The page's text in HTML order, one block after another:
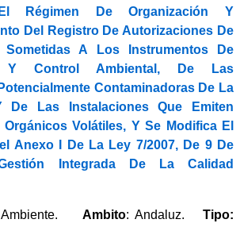
Régimen De Organización Y
Del Registro De Autorizaciones De
Sometidas A Los Instrumentos De
Y Control Ambiental, De Las
Contaminadoras De La
De Las Instalaciones Que Emiten
Volátiles, Y Se Modifica El
Anexo I De La Ley 7/2007, De 9 De
Integrada De La Calidad
Ambiente. Ambito: Andaluz.Tipo: